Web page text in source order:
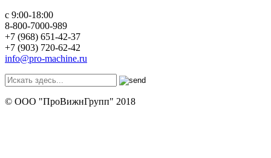
с 9:00-18:00
8-800-7000-989
+7 (968) 651-42-37
+7 (903) 720-62-42
info@pro-machine.ru
© ООО "ПроВижнГрупп" 2018